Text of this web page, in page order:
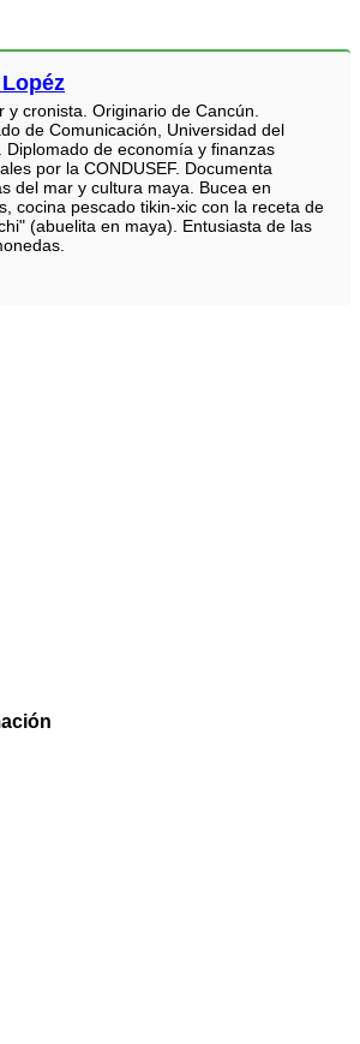
y cronista. Originario de Cancún.
de Comunicación, Universidad del
Diplomado de economía y finanzas
por la CONDUSEF. Documenta
del mar y cultura maya. Bucea en
cocina pescado tikin-xic con la receta de
(abuelita en maya). Entusiasta de las